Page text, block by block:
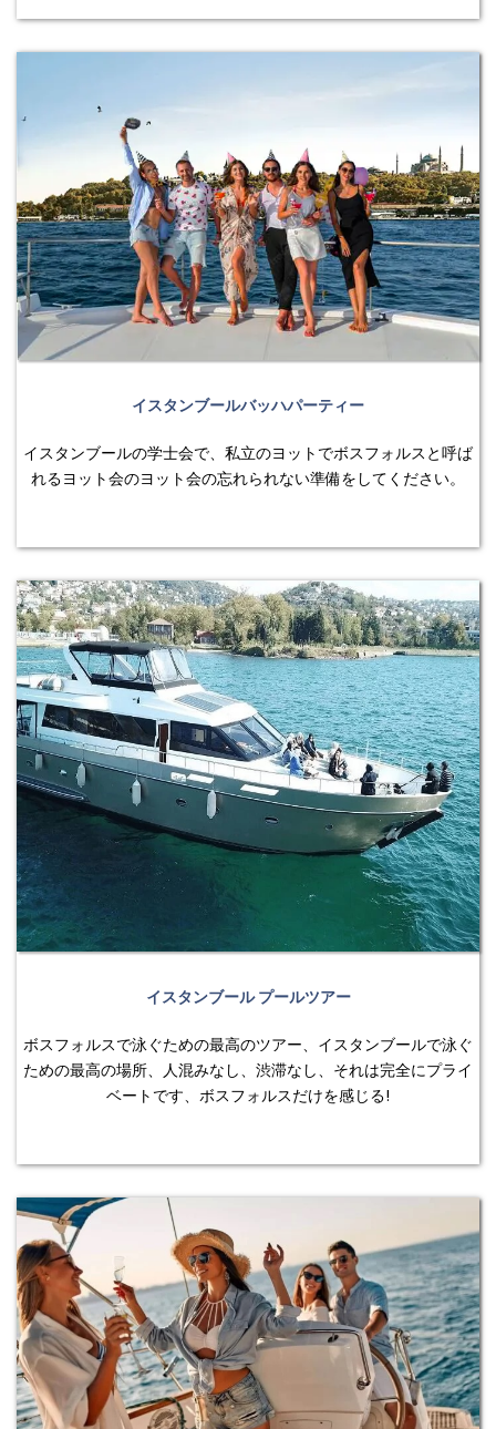
イスタンブールバッハパーティー
イスタンブールの学士会で、私立のヨットでボスフォルスと呼ば
れるヨット会のヨット会の忘れられない準備をしてください。
イスタンブール プールツアー
ボスフォルスで泳ぐための最高のツアー、イスタンブールで泳ぐ
ための最高の場所、人混みなし、渋滞なし、それは完全にプライ
ベートです、ボスフォルスだけを感じる!